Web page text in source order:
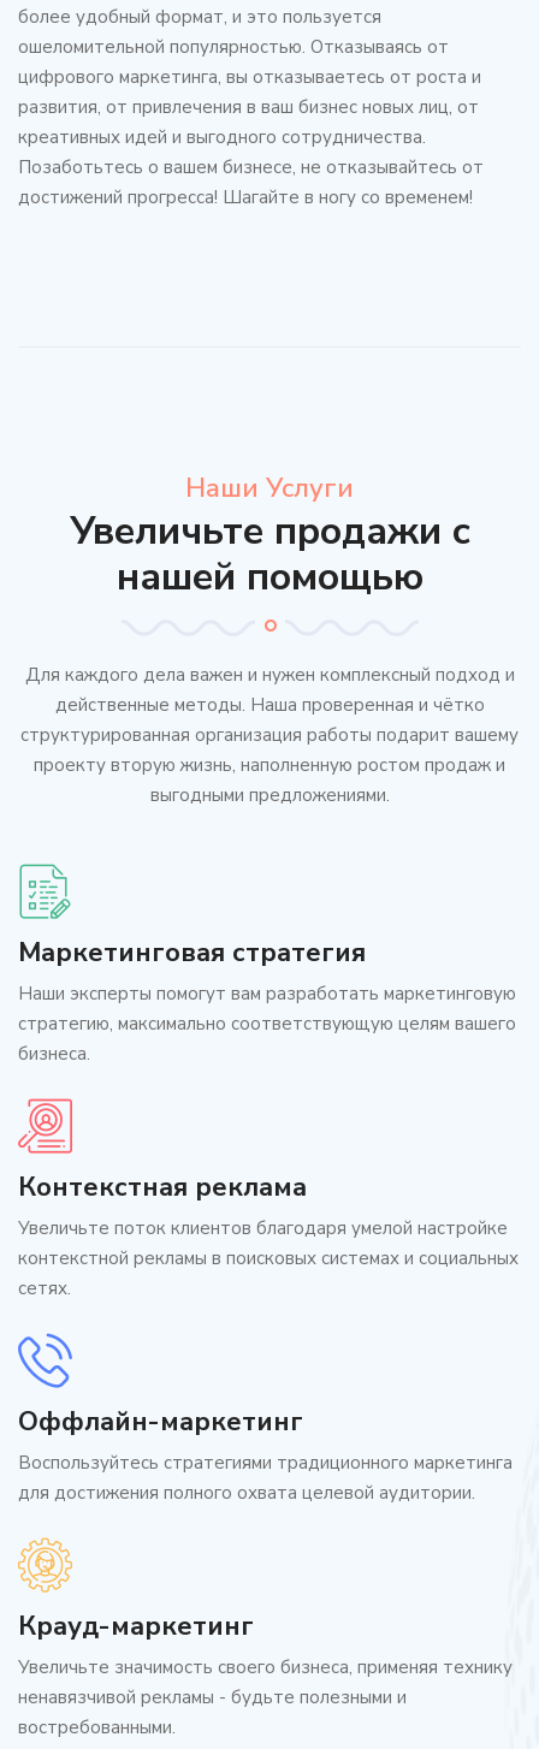
более удобный формат, и это пользуется
ошеломительной популярностью. Отказываясь от
цифрового маркетинга, вы отказываетесь от роста и
развития, от привлечения в ваш бизнес новых лиц, от
креативных идей и выгодного сотрудничества.
Позаботьтесь о вашем бизнесе, не отказывайтесь от
достижений прогресса! Шагайте в ногу со временем!
Наши Услуги
Увеличьте продажи с
нашей помощью
Для каждого дела важен и нужен комплексный подход и
действенные методы. Наша проверенная и чётко
структурированная организация работы подарит вашему
проекту вторую жизнь, наполненную ростом продаж и
выгодными предложениями.
Маркетинговая стратегия
Наши эксперты помогут вам разработать маркетинговую
стратегию, максимально соответствующую целям вашего
бизнеса.
Контекстная реклама
Увеличьте поток клиентов благодаря умелой настройке
контекстной рекламы в поисковых системах и социальных
сетях.
Оффлайн-маркетинг
Воспользуйтесь стратегиями традиционного маркетинга
для достижения полного охвата целевой аудитории.
Крауд-маркетинг
Увеличьте значимость своего бизнеса, применяя технику
ненавязчивой рекламы - будьте полезными и
востребованными.